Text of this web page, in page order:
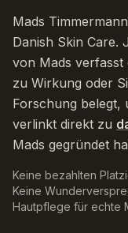
Mads
Danish Skin Care.
von Mads verfasst
zu Wirkung oder
Forschung belegt,
verlinkt direkt zu
Mads gegründet
Keine bezahlten
Keine
Hautpflege für echte